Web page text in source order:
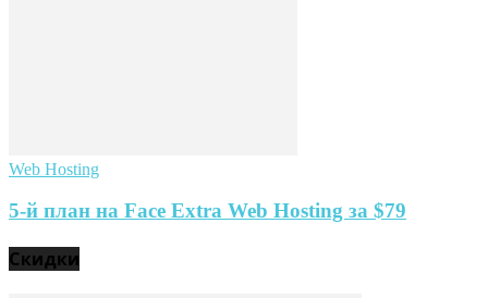
Web Hosting
5-й план на Face Extra Web Hosting за $79
Скидки